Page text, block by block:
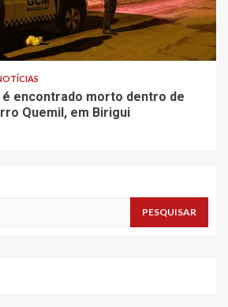
é encontrado morto dentro de
Quemil, em Birigui
PESQUISAR